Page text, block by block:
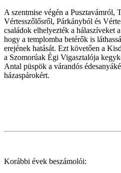
A szentmise végén a Pusztavámról,
Vértesszőlősről, Párkányból és
családok elhelyezték a hálaszíveket
hogy a templomba betérők is
erejének hatását. Ezt követően a
a Szomorúak Égi Vigasztalója
Antal püspök a várandós
házaspárokért.
Korábbi évek beszámolói: